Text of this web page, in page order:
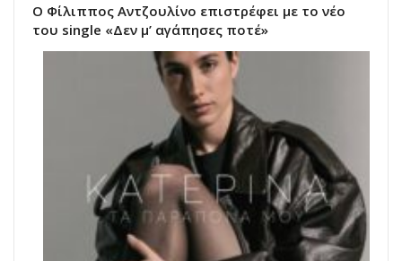
Ο Φίλιππος Αντζουλίνο επιστρέφει με το νέο
του single «Δεν μ’ αγάπησες ποτέ»